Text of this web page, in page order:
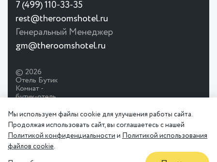
7 (499) 110-33-35
rest@theroomshotel.ru
Генеральный Менеджер
gm@theroomshotel.ru
© 2026
Отель Бутик
Комнат -
бутик-отель
класса на
город
Москва.
конфиденциальности
соглашение
Мы используем файлы cookie для улучшения работы сайта.
Продолжая использовать сайт, вы соглашаетесь с нашей
Политикой конфиденциальности и Политикой использования
файлов cookie.